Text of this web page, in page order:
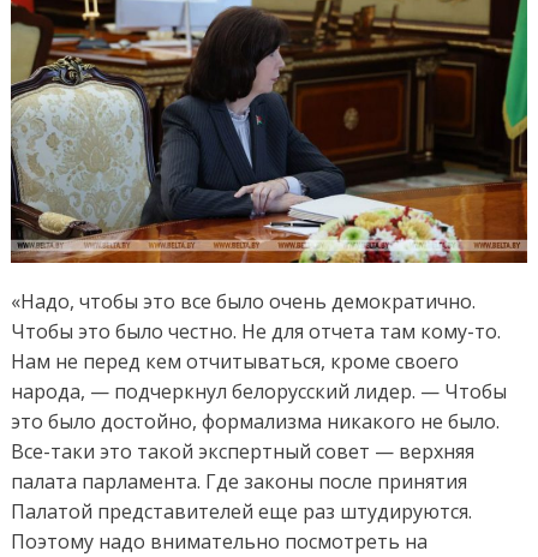
«Надо, чтобы это все было очень демократично.
Чтобы это было честно. Не для отчета там кому-то.
Нам не перед кем отчитываться, кроме своего
народа, — подчеркнул белорусский лидер. — Чтобы
это было достойно, формализма никакого не было.
Все-таки это такой экспертный совет — верхняя
палата парламента. Где законы после принятия
Палатой представителей еще раз штудируются.
Поэтому надо внимательно посмотреть на